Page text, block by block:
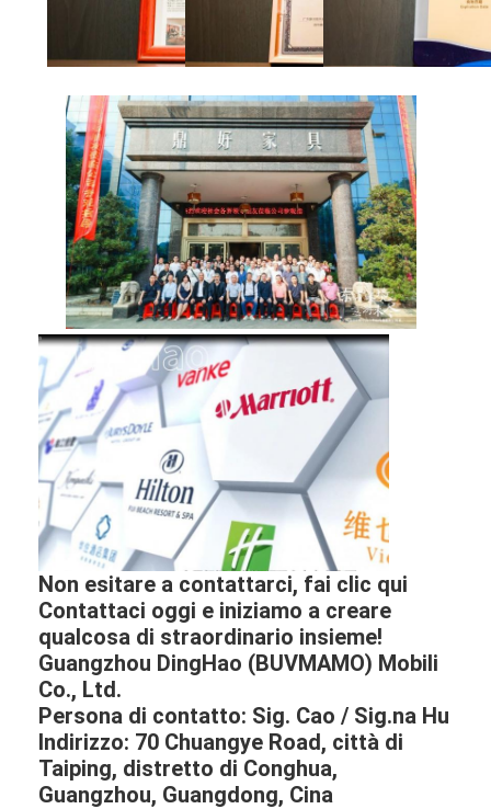
Non esitare a contattarci, fai clic qui
Contattaci oggi e iniziamo a creare
qualcosa di straordinario insieme!
Guangzhou DingHao (BUVMAMO) Mobili
Co., Ltd.
Persona di contatto: Sig. Cao / Sig.na Hu
Indirizzo: 70 Chuangye Road, città di
Taiping, distretto di Conghua,
Guangzhou, Guangdong, Cina